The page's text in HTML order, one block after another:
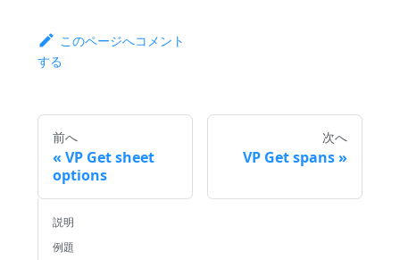
このページへコメント
する
前へ
VP Get sheet
options
次へ
VP Get spans
説明
例題